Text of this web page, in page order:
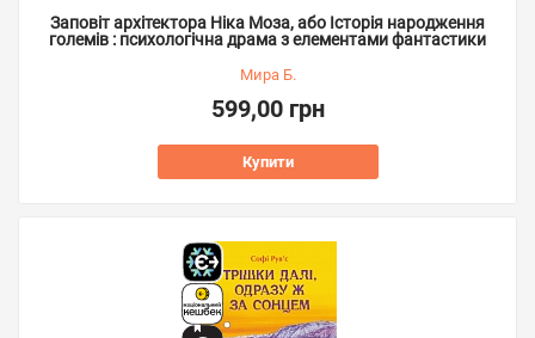
Заповіт архітектора Ніка Моза, або Історія народження
големів : психологічна драма з елементами фантастики
Мира Б.
599,00 грн
Купити